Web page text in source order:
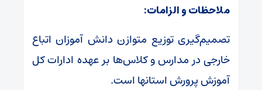
ملاحظات و الزامات:
تصمیم‌گیری توزیع متوازن دانش آموزان اتباع
خارجی در مدارس و کلاس‌ها بر عهده ادارات کل
آموزش پرورش استانها است.